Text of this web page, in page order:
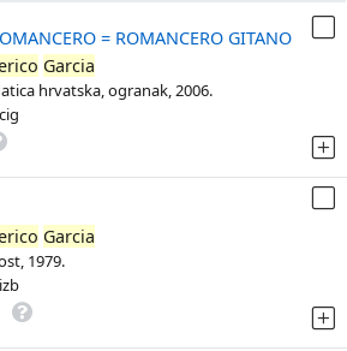
= ROMANCERO GITANO
Garcia
hrvatska, ogranak, 2006.
Garcia
1979.